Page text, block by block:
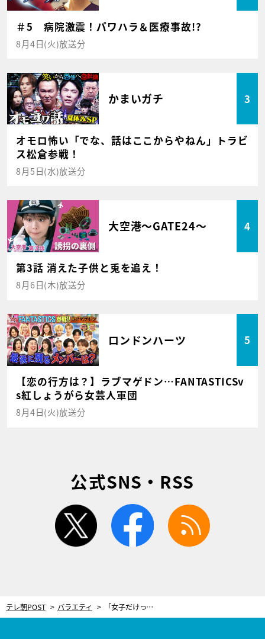
＃5 病院激震！パワハラ＆医療事故!?
8月4日(火)放送分
かまいガチ 3
オモロ怖い「でな、話はここからやねん」トラビ
ス松倉参戦！
8月5日(水)放送分
大空港～GATE24～ 4
第3話 消えた子供と兎を追え！
8月6日(木)放送分
ロンドンハーツ 5
【恋の行方は？】ラブマゲドン…FANTASTICSv
s紅しょうがら女芸人軍団
8月4日(火)放送分
公式SNS・RSS
twitter facebook
テレ朝POST バラエティ 「女子だけってこうなるの？」『有吉クイズ』メモドライブ初の女性回は“恐怖の腹の探り合い”に